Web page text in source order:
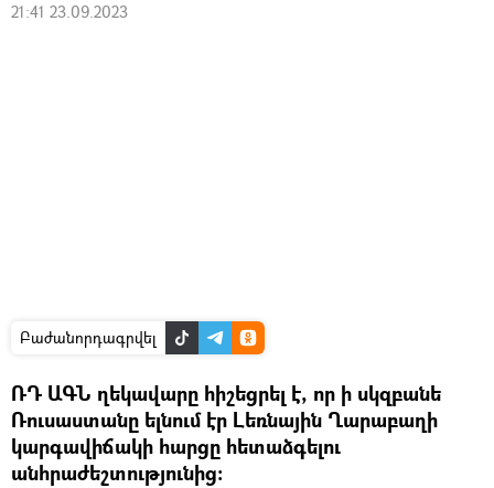
21:41 23.09.2023
Բաժանորդագրվել
ՌԴ ԱԳՆ ղեկավարը հիշեցրել է, որ ի սկզբանե
Ռուսաստանը ելնում էր Լեռնային Ղարաբաղի
կարգավիճակի հարցը հետաձգելու
անհրաժեշտությունից։